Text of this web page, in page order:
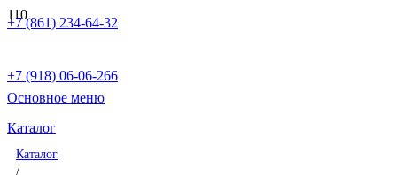
+7 (861) 234-64-32
+7 (918) 06-06-266
Основное меню
Каталог
Каталог
/